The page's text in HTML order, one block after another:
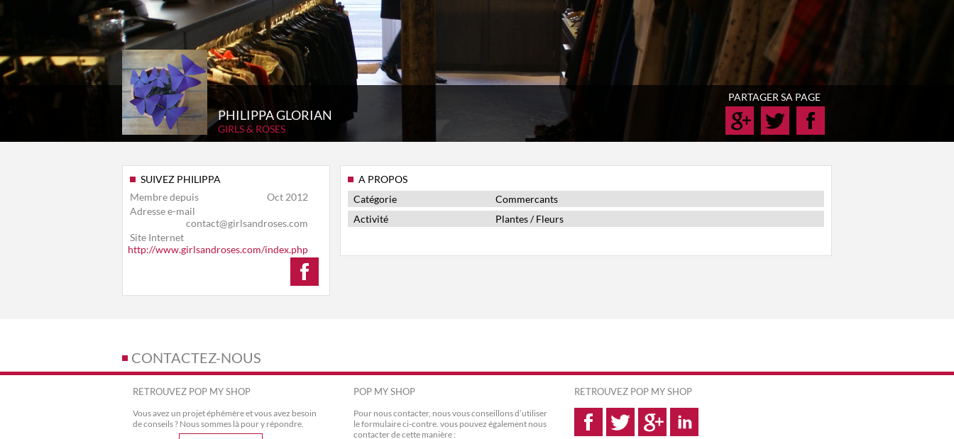
PHILIPPA GLORIAN
GIRLS & ROSES
PARTAGER SA PAGE
SUIVEZ PHILIPPA
Membre depuis
Oct 2012
Adresse e-mail
contact@girlsandroses.com
Site Internet
http://www.girlsandroses.com/index.php
A PROPOS
Catégorie
Commercants
Activité
Plantes / Fleurs
CONTACTEZ-NOUS
RETROUVEZ POP MY SHOP
Vous avez un projet éphémère et vous avez besoin
de conseils ? Nous sommes là pour y répondre.
POP MY SHOP
Pour nous contacter, nous vous conseillons d’utiliser
le formulaire ci-contre. vous pouvez également nous
contacter de cette manière :
RETROUVEZ POP MY SHOP